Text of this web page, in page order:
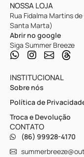
NOSSA LOJA
Rua Fidalma Martins
Santa Marta)
Abrir no google
Siga Summer Breeze
INSTITUCIONAL
Sobre nós
Política de
Troca e Devolução
CONTATO
(86) 99928-4170